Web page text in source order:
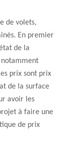
de volets,
En premier
de la
prix sont prix
de la surface
avoir les
à faire une
de prix